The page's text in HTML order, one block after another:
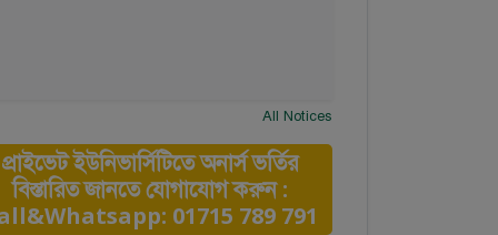
All Notices
প্রাইভেট ইউনিভার্সিটিতে অনার্স ভর্তির
বিস্তারিত জানতে যোগাযোগ করুন :
01715 789 791